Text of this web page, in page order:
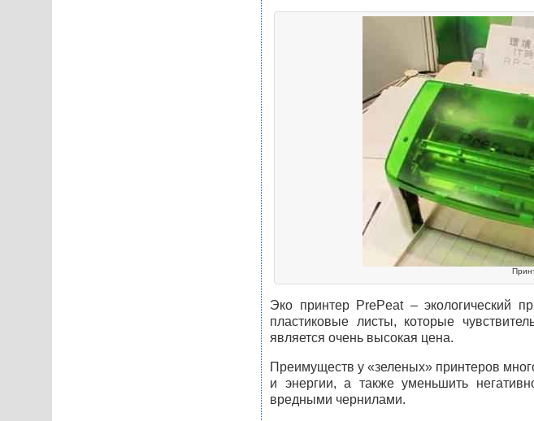
Эко принтер PrePeat – экологический
пластиковые листы, которые
является очень высокая цена.
Преимуществ у «зеленых» принтеров
и энергии, а также уменьшить
вредными чернилами.